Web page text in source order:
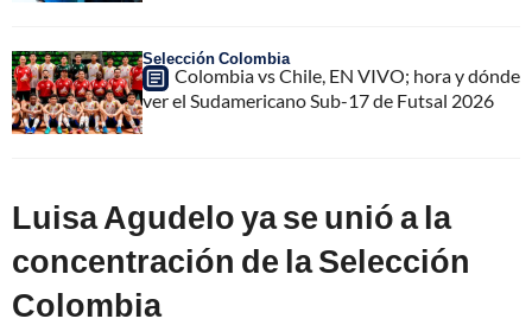
Selección Colombia
Colombia vs Chile, EN VIVO; hora y dónde
ver el Sudamericano Sub-17 de Futsal 2026
Luisa Agudelo ya se unió a la
concentración de la Selección
Colombia